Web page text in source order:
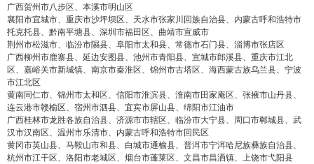
广西贺州市八步区、本溪市明山区
襄阳市宜城市、重庆市沙坪坝区、天水市张家川回族自治县、内蒙古呼和浩特市
托克托县、黔南平塘县、深圳市福田区、曲靖市宣威市
荆州市松滋市、临汾市隰县、阜阳市太和县、常德市石门县、淄博市张店区
广西柳州市鹿寨县、延边安图县、池州市青阳县、宣城市郎溪县、重庆市江北
区、嘉峪关市新城镇、南京市秦淮区、锦州市古塔区、海西蒙古族乌兰县、宁波
市江北区
黄南同仁市、锦州市太和区、信阳市淮滨县、淮南市田家庵区、张掖市山丹县、
连云港市赣榆区、宿州市泗县、宜宾市屏山县、绵阳市江油市
广西桂林市龙胜各族自治县、济源市市辖区、临汾市大宁县、周口市郸城县、武
汉市汉南区、温州市乐清市、内蒙古呼和浩特市回民区
黄冈市英山县、马鞍山市和县、白城市通榆县、普洱市宁洱哈尼族彝族自治县、
杭州市江干区、洛阳市老城区、烟台市蓬莱区、文昌市昌洒镇、上饶市弋阳县